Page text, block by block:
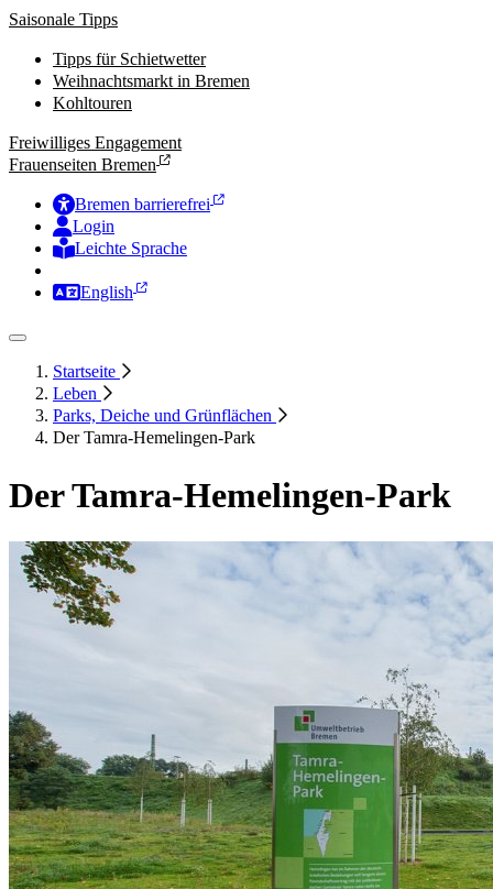
Saisonale Tipps
Tipps für Schietwetter
Weihnachtsmarkt in Bremen
Kohltouren
Freiwilliges Engagement
Frauenseiten Bremen
Bremen barrierefrei
Login
Leichte Sprache
English
Startseite
Leben
Parks, Deiche und Grünflächen
Der Tamra-Hemelingen-Park
Der Tamra-Hemelingen-Park